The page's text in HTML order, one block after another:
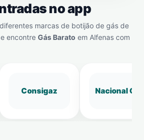
no app
marcas de botijão de gás de
encontre Gás Barato em Alfenas com
Consigaz Nacional Gás